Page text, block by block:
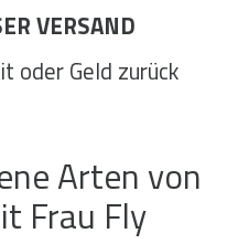
VERSAND
oder Geld zurück
Arten von
Frau Fly